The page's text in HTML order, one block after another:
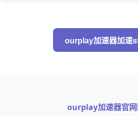
ourplay加速器加速
ourplay加速器官